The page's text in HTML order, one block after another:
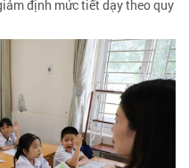
định mức tiết dạy theo quy